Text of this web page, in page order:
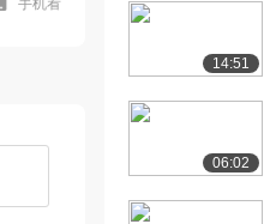
手机看
14:51
06:02